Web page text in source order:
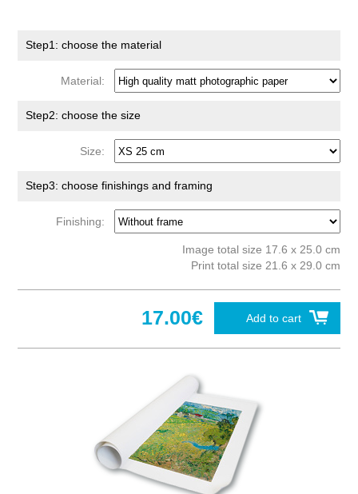
Step1: choose the material
Material:
Step2: choose the size
Size:
Step3: choose finishings and framing
Finishing:
Image total size 17.6 x 25.0 cm
Print total size 21.6 x 29.0 cm
Add to cart
17.00€